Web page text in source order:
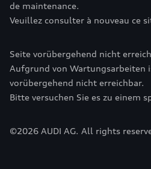
de maintenance.
Veuillez consulter à nouveau ce
Seite vorübergehend nicht
Aufgrund von Wartungsarbeiten
vorübergehend nicht erreichbar.
Bitte versuchen Sie es zu einem
©2026 AUDI AG. All rights